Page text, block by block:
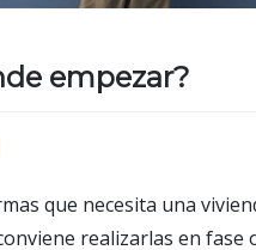
empezar?
que necesita una
realizarlas en fase